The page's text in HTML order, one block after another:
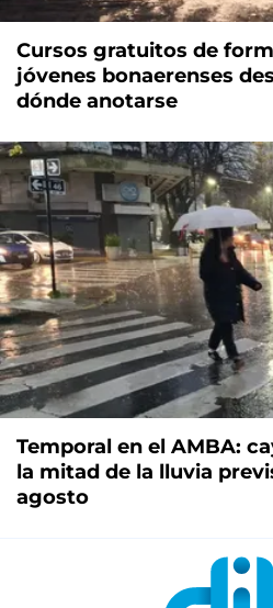
Cursos gratuitos de
jóvenes bonaerenses
dónde anotarse
Temporal en el AMBA:
la mitad de la lluvia
agosto